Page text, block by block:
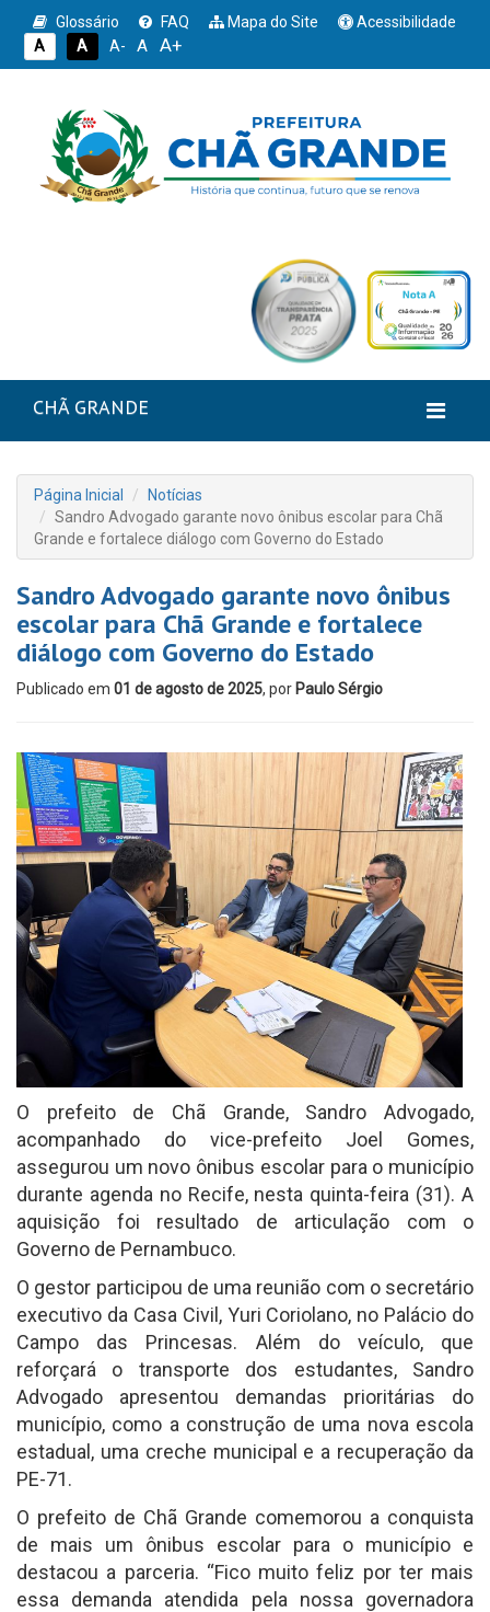
Glossário FAQ Mapa do Site
Acessibilidade
A
A A- A A+
CHÃ GRANDE
Página Inicial
Notícias
Sandro Advogado garante novo ônibus escolar para Chã
Grande e fortalece diálogo com Governo do Estado
Sandro Advogado garante novo ônibus
escolar para Chã Grande e fortalece
diálogo com Governo do Estado
Publicado em 01 de agosto de 2025, por Paulo Sérgio
O prefeito de Chã Grande, Sandro Advogado,
acompanhado do vice-prefeito Joel Gomes,
assegurou um novo ônibus escolar para o município
durante agenda no Recife, nesta quinta-feira (31). A
aquisição foi resultado de articulação com o
Governo de Pernambuco.
O gestor participou de uma reunião com o secretário
executivo da Casa Civil, Yuri Coriolano, no Palácio do
Campo das Princesas. Além do veículo, que
reforçará o transporte dos estudantes, Sandro
Advogado apresentou demandas prioritárias do
município, como a construção de uma nova escola
estadual, uma creche municipal e a recuperação da
PE-71.
O prefeito de Chã Grande comemorou a conquista
de mais um ônibus escolar para o município e
destacou a parceria. “Fico muito feliz por ter mais
essa demanda atendida pela nossa governadora